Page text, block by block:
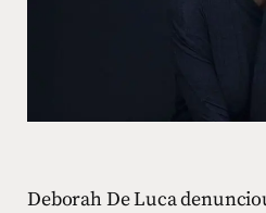
Deborah De Luca